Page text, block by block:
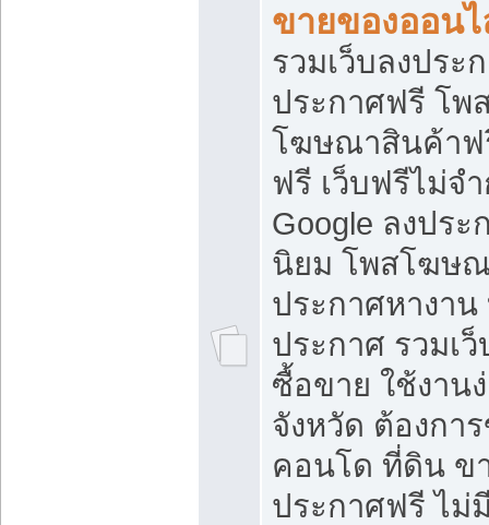
ขายของออน
รวมเว็บลงประ
ประกาศฟรี โพ
โฆษณาสินค้าฟ
ฟรี เว็บฟรีไม่จ
Google ลงปร
นิยม โพสโฆษ
ประกาศหางาน
ประกาศ รวมเ
ซื้อขาย ใช้งาน
จังหวัด ต้องกา
คอนโด ที่ดิน ข
ประกาศฟรี ไม่